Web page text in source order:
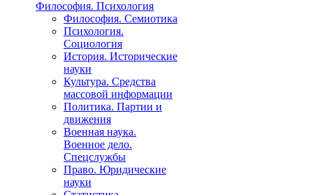
Философия. Психология
Философия. Семиотика
Психология.
Социология
История. Исторические
науки
Культура. Средства
массовой информации
Политика. Партии и
движения
Военная наука.
Военное дело.
Спецслужбы
Право. Юридические
науки